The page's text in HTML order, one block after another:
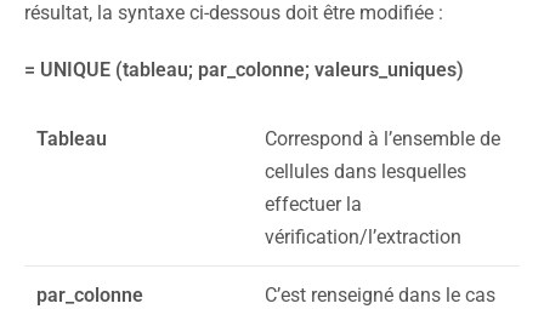
résultat, la syntaxe ci-dessous doit être modifiée :
= UNIQUE (tableau; par_colonne; valeurs_uniques)
Tableau
Correspond à l’ensemble de
cellules dans lesquelles
effectuer la
vérification/l’extraction
par_colonne C’est renseigné dans le cas